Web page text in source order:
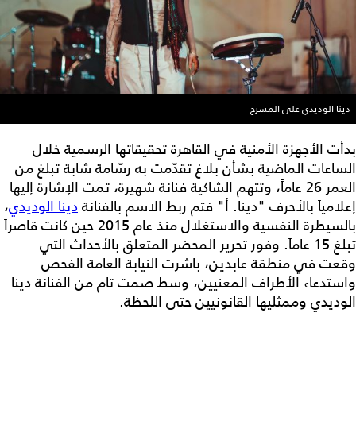
دينا الوديدي على المسرح
بدأت الأجهزة الأمنية في القاهرة تحقيقاتها الرسمية خلال
الساعات الماضية بشأن بلاغ تقدّمت به رسّامة شابة تبلغ من
العمر 26 عاماً، وتتهم الشاكية فنانة شهيرة، تمت الإشارة إليها
إعلامياً بالأحرف "دينا. أ" فتم ربط الاسم بالفنانةدينا الوديدي،
بالسيطرة النفسية والاستغلال منذ عام 2015 حين كانت قاصراً
تبلغ 15 عاماً. وفور تحرير المحضر المتعلق بالأحداث التي
وقعت في منطقة عابدين، باشرت النيابة العامة الفحص
واستدعاء الأطراف المعنيين، وسط صمت تام من الفنانة دينا
الوديدي وممثليها القانونيين حتى اللحظة.